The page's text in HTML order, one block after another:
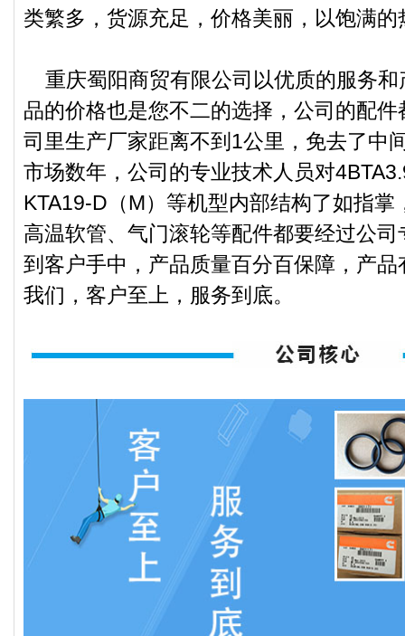
类繁多，货源充足，价格美丽，以饱满
重庆蜀阳商贸有限公司以优质的服务和
品的价格也是您不二的选择，公司的配
司里生产厂家距离不到1公里，免去了中
市场数年，公司的专业技术人员对
KTA19-D（M）等机型内部结构了如指
高温软管、气门滚轮等配件都要经过公
到客户手中，产品质量百分百保障，产
我们，客户至上，服务到底。